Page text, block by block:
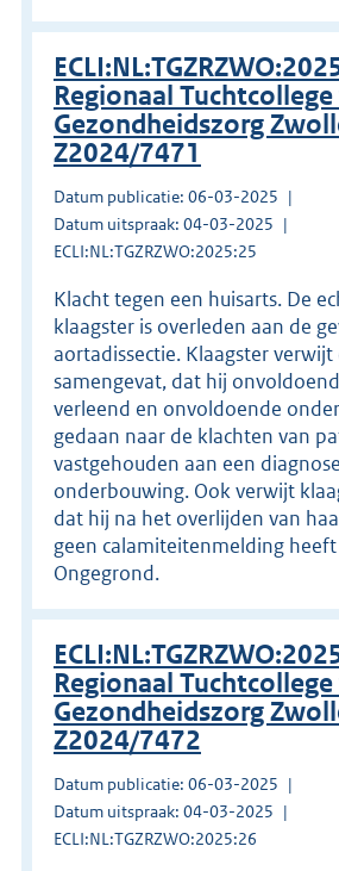
Regionaal
Gezondheidszorg
Z2024/7471
Datum publicatie: 06-03-2025
Datum uitspraak: 04-03-2025
ECLI:NL:TGZRZWO:2025:25
Klacht tegen een huisarts. De
klaagster is overleden aan de
aortadissectie. Klaagster verwijt
samengevat, dat hij
verleend en onvoldoende
gedaan naar de klachten van
vastgehouden aan een
onderbouwing. Ook verwijt
dat hij na het overlijden van
geen calamiteitenmelding
Ongegrond.
Regionaal
Gezondheidszorg
Z2024/7472
Datum publicatie: 06-03-2025
Datum uitspraak: 04-03-2025
ECLI:NL:TGZRZWO:2025:26